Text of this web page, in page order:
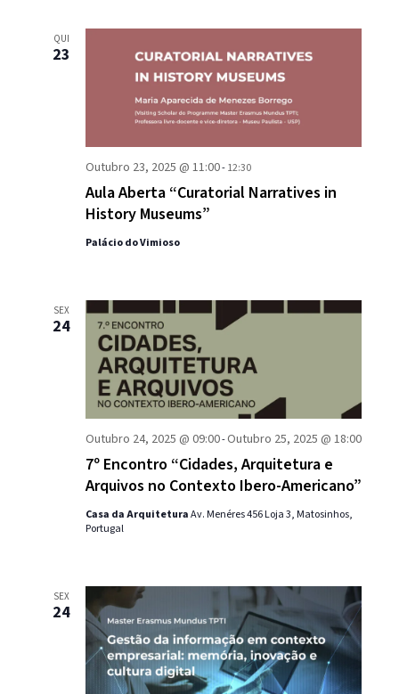
QUI
23
Aula Aberta “Curatorial Narratives in
History Museums”
Outubro 23, 2025 @ 11:00-12:30
Palácio do Vimioso
SEX
24
7º Encontro “Cidades, Arquitetura e
Arquivos no Contexto Ibero-Americano”
Outubro 24, 2025 @ 09:00-Outubro 25, 2025 @ 18:00
Casa da ArquiteturaAv. Menéres 456 Loja 3, Matosinhos,
Portugal
SEX
24